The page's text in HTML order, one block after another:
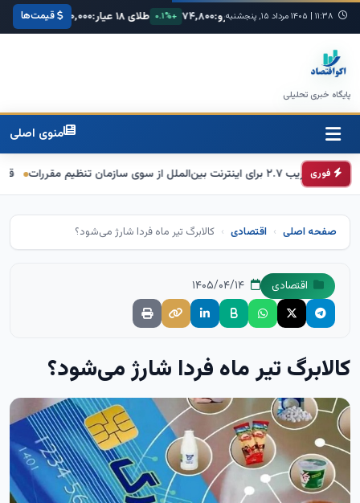
۱۱:۳۸ | ۱۴۰۵ مرداد ۱۵, پنجشنبه ۶۸,۴۲۰ +۰.۳% یورو:۷۴,۸۰۰ +۰.۱% طلای ۱۸ عیار: ۳,۸۵۰,۰۰۰ +۱.۲% سکه
قیمت‌ها
پایگاه خبری تحلیلی
منوی اصلی
فوری تنظیم مقررات قیمت طلا و سکه امروز 15 مرداد 1405/ فرمان
صفحه اصلی اقتصادی کالابرگ تیر ماه فردا شارژ می‌شود؟
اقتصادی
کالابرگ تیر ماه فردا شارژ می‌شود؟